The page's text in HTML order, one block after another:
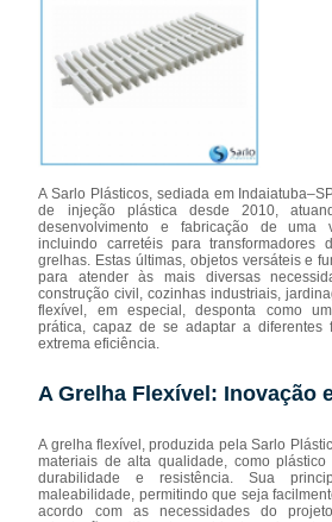
A Sarlo Plásticos, sediada em
de injeção plástica desde 2010,
desenvolvimento e fabricação de uma
incluindo carretéis para transformadores
grelhas. Estas últimas, objetos versáteis e
para atender às mais diversas
construção civil, cozinhas industriais,
flexível, em especial, desponta como
prática, capaz de se adaptar a diferentes
extrema eficiência.
A Grelha Flexível: Inovação
A grelha flexível, produzida pela Sarlo
materiais de alta qualidade, como
durabilidade e resistência. Sua
maleabilidade, permitindo que seja
acordo com as necessidades do